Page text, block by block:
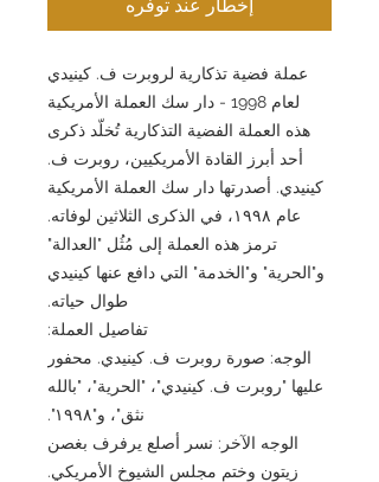
إخطار عند توفره
عملة فضية تذكارية لروبرت ف. كينيدي
لعام 1998 - دار سك العملة الأمريكية
هذه العملة الفضية التذكارية تُخلّد ذكرى
أحد أبرز القادة الأمريكيين، روبرت ف.
كينيدي. أصدرتها دار سك العملة الأمريكية
عام ١٩٩٨، في الذكرى الثلاثين لوفاته.
ترمز هذه العملة إلى مُثُل "العدالة"
و"الحرية" و"الخدمة" التي دافع عنها كينيدي
طوال حياته.
تفاصيل العملة:
الوجه: صورة روبرت ف. كينيدي. محفور
عليها "روبرت ف. كينيدي"، "الحرية"، "بالله
نثق"، و"١٩٩٨".
الوجه الآخر: نسر أصلع يرفرف بغصن
زيتون وختم مجلس الشيوخ الأمريكي.